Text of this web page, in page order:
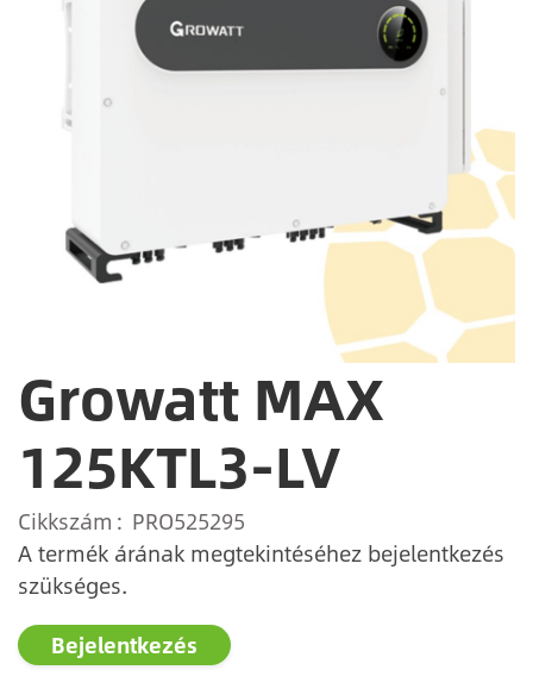
Growatt MAX
125KTL3-LV
Cikkszám
PRO525295
A termék árának megtekintéséhez bejelentkezés
szükséges.
Bejelentkezés